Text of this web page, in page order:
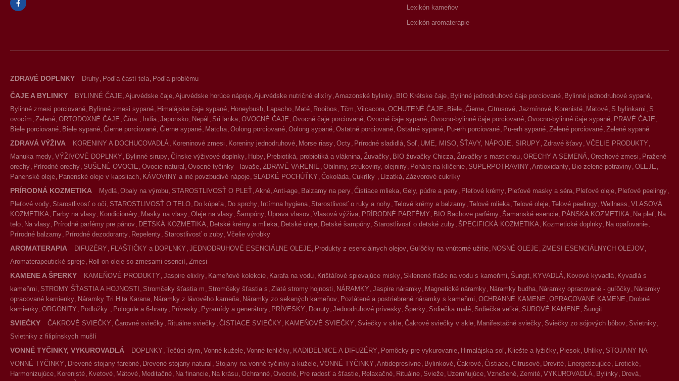
Lexikón kameňov
Lexikón aromaterapie
ZDRAVÉ DOPLNKY Druhy Podľa častí tela Podľa problému
ČAJE A BYLINKY BYLINNÉ ČAJE Ajurvédske čaje Ajurvédske horúce nápoje Ajurvédske nutričné elixíry Amazonské bylinky BIO Krétske čaje Bylinné jednodruhové čaje porciované Bylinné jednodruhové sypané
Bylinné zmesi porciované Bylinné zmesi sypané Himalájske čaje sypané Honeybush Lapacho Maté Rooibos Tčm Vilcacora OCHUTENÉ ČAJE Biele Čierne Citrusové Jazmínové Korenisté Mätové S bylinkami S
ovocím Zelené ORTODOXNÉ ČAJE Čína India Japonsko Nepál Sri lanka OVOCNÉ ČAJE Ovocné čaje porciované Ovocné čaje sypané Ovocno-bylinné čaje porciované Ovocno-bylinné čaje sypané PRAVÉ ČAJE
Biele porciované Biele sypané Čierne porciované Čierne sypané Matcha Oolong porciované Oolong sypané Ostatné porciované Ostatné sypané Pu-erh porciované Pu-erh sypané Zelené porciované Zelené sypané
ZDRAVÁ VÝŽIVA KORENINY A DOCHUCOVADLÁ Koreninové zmesi Koreniny jednodruhové Morse riasy Octy Prírodné sladidlá Soľ UME, MISO ŠŤAVY, NÁPOJE, SIRUPY Zdravé šťavy VČELIE PRODUKTY
Manuka medy VÝŽIVOVÉ DOPLNKY Bylinné sirupy Čínske výživové doplnky Huby Prebiotiká, probiotiká a vláknina Žuvačky BIO žuvačky Chicza Žuvačky s mastichou ORECHY A SEMENÁ Orechové zmesi
Pražené
orechy Prírodné orechy SUŠENÉ OVOCIE Ovocie natural Ovocné tyčinky - lavaše ZDRAVÉ VARENIE Obilniny, strukoviny, olejniny Poháre na klíčenie SUPERPOTRAVINY Antioxidanty Bio zelené potraviny OLEJE
Panenské oleje Panenské oleje v kapsliach KÁVOVINY a iné povzbudivé nápoje SLADKÉ POCHÚŤKY Čokoláda Cukríky Lízatká Zázvorové cukríky
PRÍRODNÁ KOZMETIKA Mydlá Obaly na výrobu STAROSTLIVOSŤ O PLEŤ Akné Anti-age Balzamy na pery Čistiace mlieka Gely, púdre a peny Pleťové krémy Pleťové masky a séra Pleťové oleje Pleťové peelingy
Pleťové vody Starostlivosť o oči STAROSTLIVOSŤ O TELO Do kúpeľa Do sprchy Intímna hygiena Starostlivosť o ruky a nohy Telové krémy a balzamy Telové mlieka Telové oleje Telové peelingy Wellness VLASOVÁ
KOZMETIKA Farby na vlasy Kondicionéry Masky na vlasy Oleje na vlasy Šampóny Úprava vlasov Vlasová výživa PRÍRODNÉ PARFÉMY BIO Bachove parfémy Šamanské esencie PÁNSKA KOZMETIKA Na pleť Na
telo Na vlasy Prírodné parfémy pre pánov DETSKÁ KOZMETIKA Detské krémy a mlieka Detské oleje Detské šampóny Starostlivosť o detské zuby ŠPECIFICKÁ KOZMETIKA Kozmetické doplnky Na opaľovanie
Prírodné balzamy Prírodné dezodoranty Repelenty Starostlivosť o zuby Včelie výrobky
AROMATERAPIA DIFUZÉRY FĽAŠTIČKY a DOPLNKY JEDNODRUHOVÉ ESENCIÁLNE OLEJE Produkty z esenciálnych olejov Guľôčky na vnútorné užitie NOSNÉ OLEJE ZMESI ESENCIÁLNYCH OLEJOV
Aromaterapeutické spreje Roll-on oleje so zmesami esencií Zmesi
KAMENE A ŠPERKY KAMEŇOVÉ PRODUKTY Jaspire elixíry Kameňové kolekcie Karafa na vodu Krištáľové spievajúce misky Sklenené fľaše na vodu s kameňmi Šungit KYVADLÁ Kovové kyvadlá Kyvadlá s
kameňmi STROMY ŠŤASTIA A HOJNOSTI Stromčeky šťastia m Stromčeky šťastia s Zlaté stromy hojnosti NÁRAMKY Jaspire náramky Magnetické náramky Náramky budha Náramky opracované - guľôčky Náramky
opracované kamienky Náramky Tri Hita Karana Náramky z lávového kameňa Náramky zo sekaných kameňov Pozlátené a postriebrené náramky s kameňmi OCHRANNÉ KAMENE OPRACOVANÉ KAMENE
Drobné
kamienky ORGONITY Podložky Pologule a 6-hrany Prívesky Pyramídy a generátory PRÍVESKY Donuty Jednodruhové prívesky Šperky Srdiečka malé Srdiečka veľké SUROVÉ KAMENE Šungit
SVIEČKY ČAKROVÉ SVIEČKY Čarovné sviečky Rituálne sviečky ČISTIACE SVIEČKY KAMEŇOVÉ SVIEČKY Sviečky v skle Čakrové sviečky v skle Manifestačné sviečky Sviečky zo sójových bôbov Svietniky
Svietniky z filipínskych mušlí
VONNÉ TYČINKY, VYKUROVADLÁ DOPLNKY Tečúci dym Vonné kužele Vonné tehličky KADIDELNICE A DIFUZÉRY Pomôcky pre vykurovanie Himalájska soľ Kliešte a lyžičky Piesok Uhlíky STOJANY NA
VONNÉ TYČINKY
Drevené stojany farebné Drevené stojany natural Stojany na vonné tyčinky a kužele VONNÉ TYČINKY Antidepresívne Bylinkové Čakrové Čistiace Citrusové Drevité Energetizujúce Erotické
Harmonizujúce Korenisté Kvetové Mätové Meditačné Na financie Na krásu Ochranné Ovocné Pre radosť a šťastie Relaxačné Rituálne Svieže Uzemňujúce Vznešené Zemité VYKUROVADLÁ Bylinky Drevá